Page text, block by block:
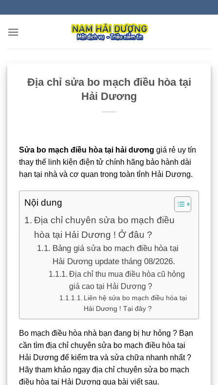
nội
Địa chỉ sửa bo mạch điều hòa tại
Hải Dương
Sửa bo mạch điều hòa tại hải dương giá rẻ uy tín
thay thế linh kiện điện tử chính hãng bảo hành dài
hạn tại nhà và cơ quan trong toàn tỉnh Hải Dương.
Nội dung
Địa chỉ chuyên sửa bo mạch điều
hòa tại Hải Dương ! Ở đâu ?
Bảng giá sửa bo mạch điều hòa tại
Hải Dương update tháng 08/2026.
Địa chỉ thu mua điều hòa cũ hỏng
giá cao tại Hải Dương ?
Liên hệ sửa bo mạch điều hòa tại
Hải Dương ! Tại đây ?
Bo mạch điều hòa nhà bạn đang bị hư hỏng ? Bạn
cần tìm địa chỉ chuyên sửa bo mạch điều hòa tại
Hải Dương để kiểm tra và sửa chữa nhanh nhất ?
Hãy tham khảo ngay địa chỉ chuyên sửa bo mạch
điều hòa tại Hải Dương qua bài viết sau.